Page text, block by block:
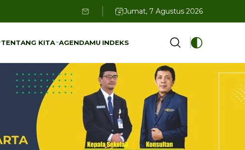
Jumat, 7 Agustus 2026
TENTANG KITA AGENDAMU INDEKS